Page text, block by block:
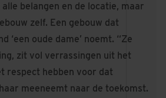
belangen en de locatie, maar
zelf. Een gebouw dat
‘een oude dame’ noemt. “Ze
zit vol verrassingen uit het
respect hebben voor dat
meeneemt naar de toekomst.